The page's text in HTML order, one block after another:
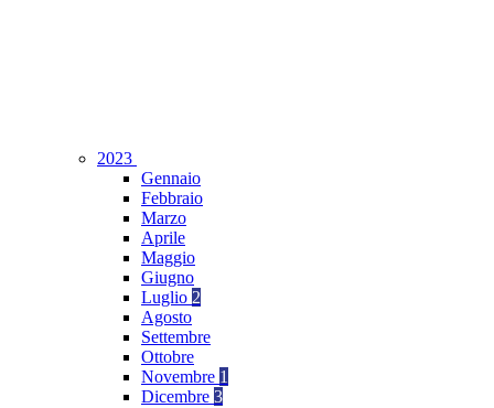
2023
Gennaio
Febbraio
Marzo
Aprile
Maggio
Giugno
Luglio 2
Agosto
Settembre
Ottobre
Novembre 1
Dicembre 3